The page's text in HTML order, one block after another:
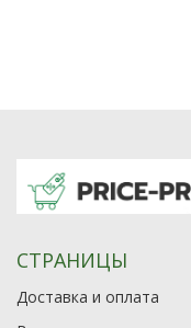
СТРАНИЦЫ
Доставка и оплата